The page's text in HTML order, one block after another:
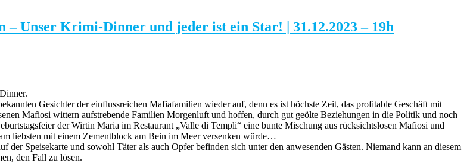
Unser Krimi-Dinner und jeder ist ein Star! | 31.12.2023 – 19h
Gesichter der einflussreichen Mafiafamilien wieder auf, denn es ist höchste Zeit, das profitable Geschäft mit
Mafiosi wittern aufstrebende Familien Morgenluft und hoffen, durch gut geölte Beziehungen in die Politik und noch
der Wirtin Maria im Restaurant „Valle di Templi“ eine bunte Mischung aus rücksichtslosen Mafiosi und
liebsten mit einem Zementblock am Bein im Meer versenken würde…
Speisekarte und sowohl Täter als auch Opfer befinden sich unter den anwesenden Gästen. Niemand kann an diesem
den Fall zu lösen.